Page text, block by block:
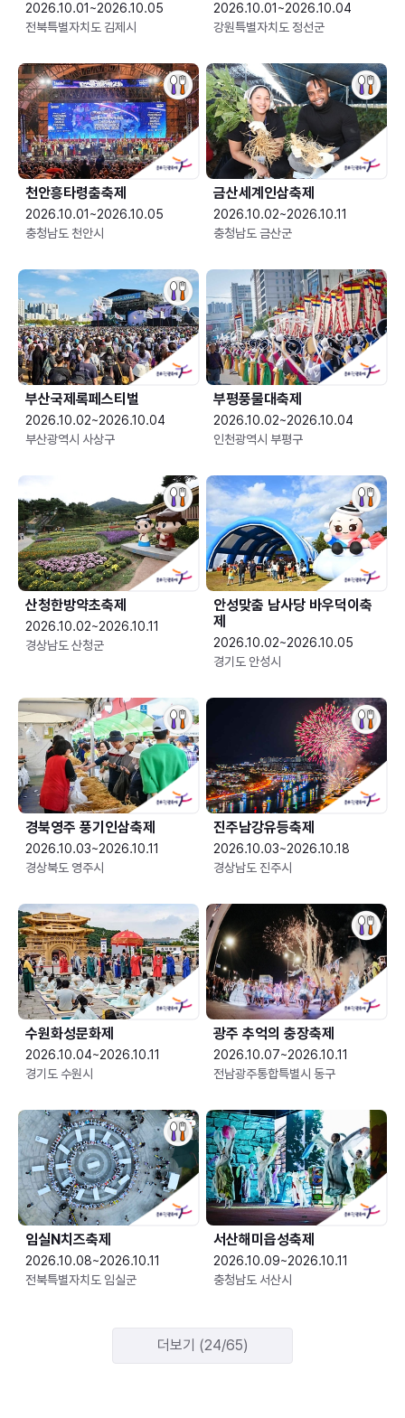
2026.10.01~2026.10.05
전북특별자치도 김제시
2026.10.01~2026.10.04
강원특별자치도 정선군
천안흥타령춤축제
2026.10.01~2026.10.05
충청남도 천안시
금산세계인삼축제
2026.10.02~2026.10.11
충청남도 금산군
부산국제록페스티벌
2026.10.02~2026.10.04
부산광역시 사상구
부평풍물대축제
2026.10.02~2026.10.04
인천광역시 부평구
산청한방약초축제
2026.10.02~2026.10.11
경상남도 산청군
안성맞춤 남사당 바우덕이축
제
2026.10.02~2026.10.05
경기도 안성시
경북영주 풍기인삼축제
2026.10.03~2026.10.11
경상북도 영주시
진주남강유등축제
2026.10.03~2026.10.18
경상남도 진주시
수원화성문화제
2026.10.04~2026.10.11
경기도 수원시
광주 추억의 충장축제
2026.10.07~2026.10.11
전남광주통합특별시 동구
임실N치즈축제
2026.10.08~2026.10.11
전북특별자치도 임실군
서산해미읍성축제
2026.10.09~2026.10.11
충청남도 서산시
더보기 (24/65)